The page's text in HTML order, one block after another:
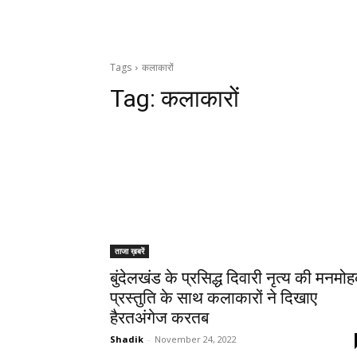
Tags कलाकारों
Tag:कलाकारों
ताजा ख़बरें
बुंदेलखंड के प्रसिद्ध दिवारी नृत्य की
प्रस्तुति के साथ कलाकारों ने दिखाए
हैरतअंगेज करतब
Shadik - November 24, 2022